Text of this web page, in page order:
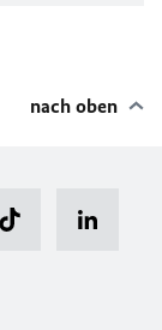
nach oben